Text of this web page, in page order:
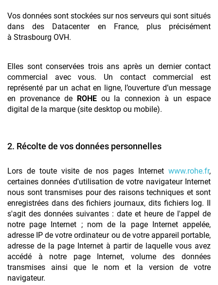
Vos données sont stockées sur nos serveurs qui sont situés
dans des Datacenter en France, plus précisément
à Strasbourg OVH.
Elles sont conservées trois ans après un dernier contact
commercial avec vous. Un contact commercial est
représenté par un achat en ligne, l’ouverture d’un message
en provenance de ROHEou la connexion à un espace
digital de la marque (site desktop ou mobile).
2. Récolte de vos données personnelles
Lors de toute visite de nos pages Internet www.rohe.fr,
certaines données d'utilisation de votre navigateur Internet
nous sont transmises pour des raisons techniques et sont
enregistrées dans des fichiers journaux, dits fichiers log. Il
s'agit des données suivantes : date et heure de l'appel de
notre page Internet ; nom de la page Internet appelée,
adresse IP de votre ordinateur ou de votre appareil portable,
adresse de la page Internet à partir de laquelle vous avez
accédé à notre page Internet, volume des données
transmises ainsi que le nom et la version de votre
navigateur.